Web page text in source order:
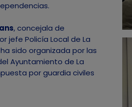
, concejala de
jefe Policía Local de La
sido organizada por las
Ayuntamiento de La
por guardia civiles